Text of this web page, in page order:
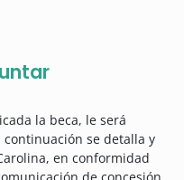
la beca, le será
se detalla y
en conformidad